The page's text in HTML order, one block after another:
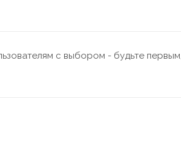
с выбором - будьте